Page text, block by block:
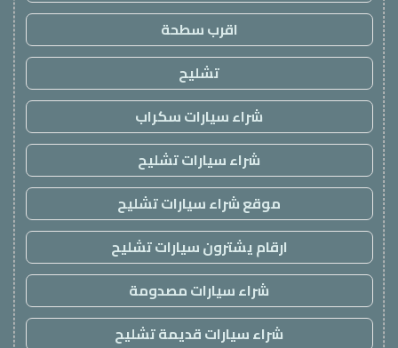
اقرب سطحة
تشليح
شراء سيارات سكراب
شراء سيارات تشليح
موقع شراء سيارات تشليح
ارقام يشترون سيارات تشليح
شراء سيارات مصدومة
شراء سيارات قديمة تشليح